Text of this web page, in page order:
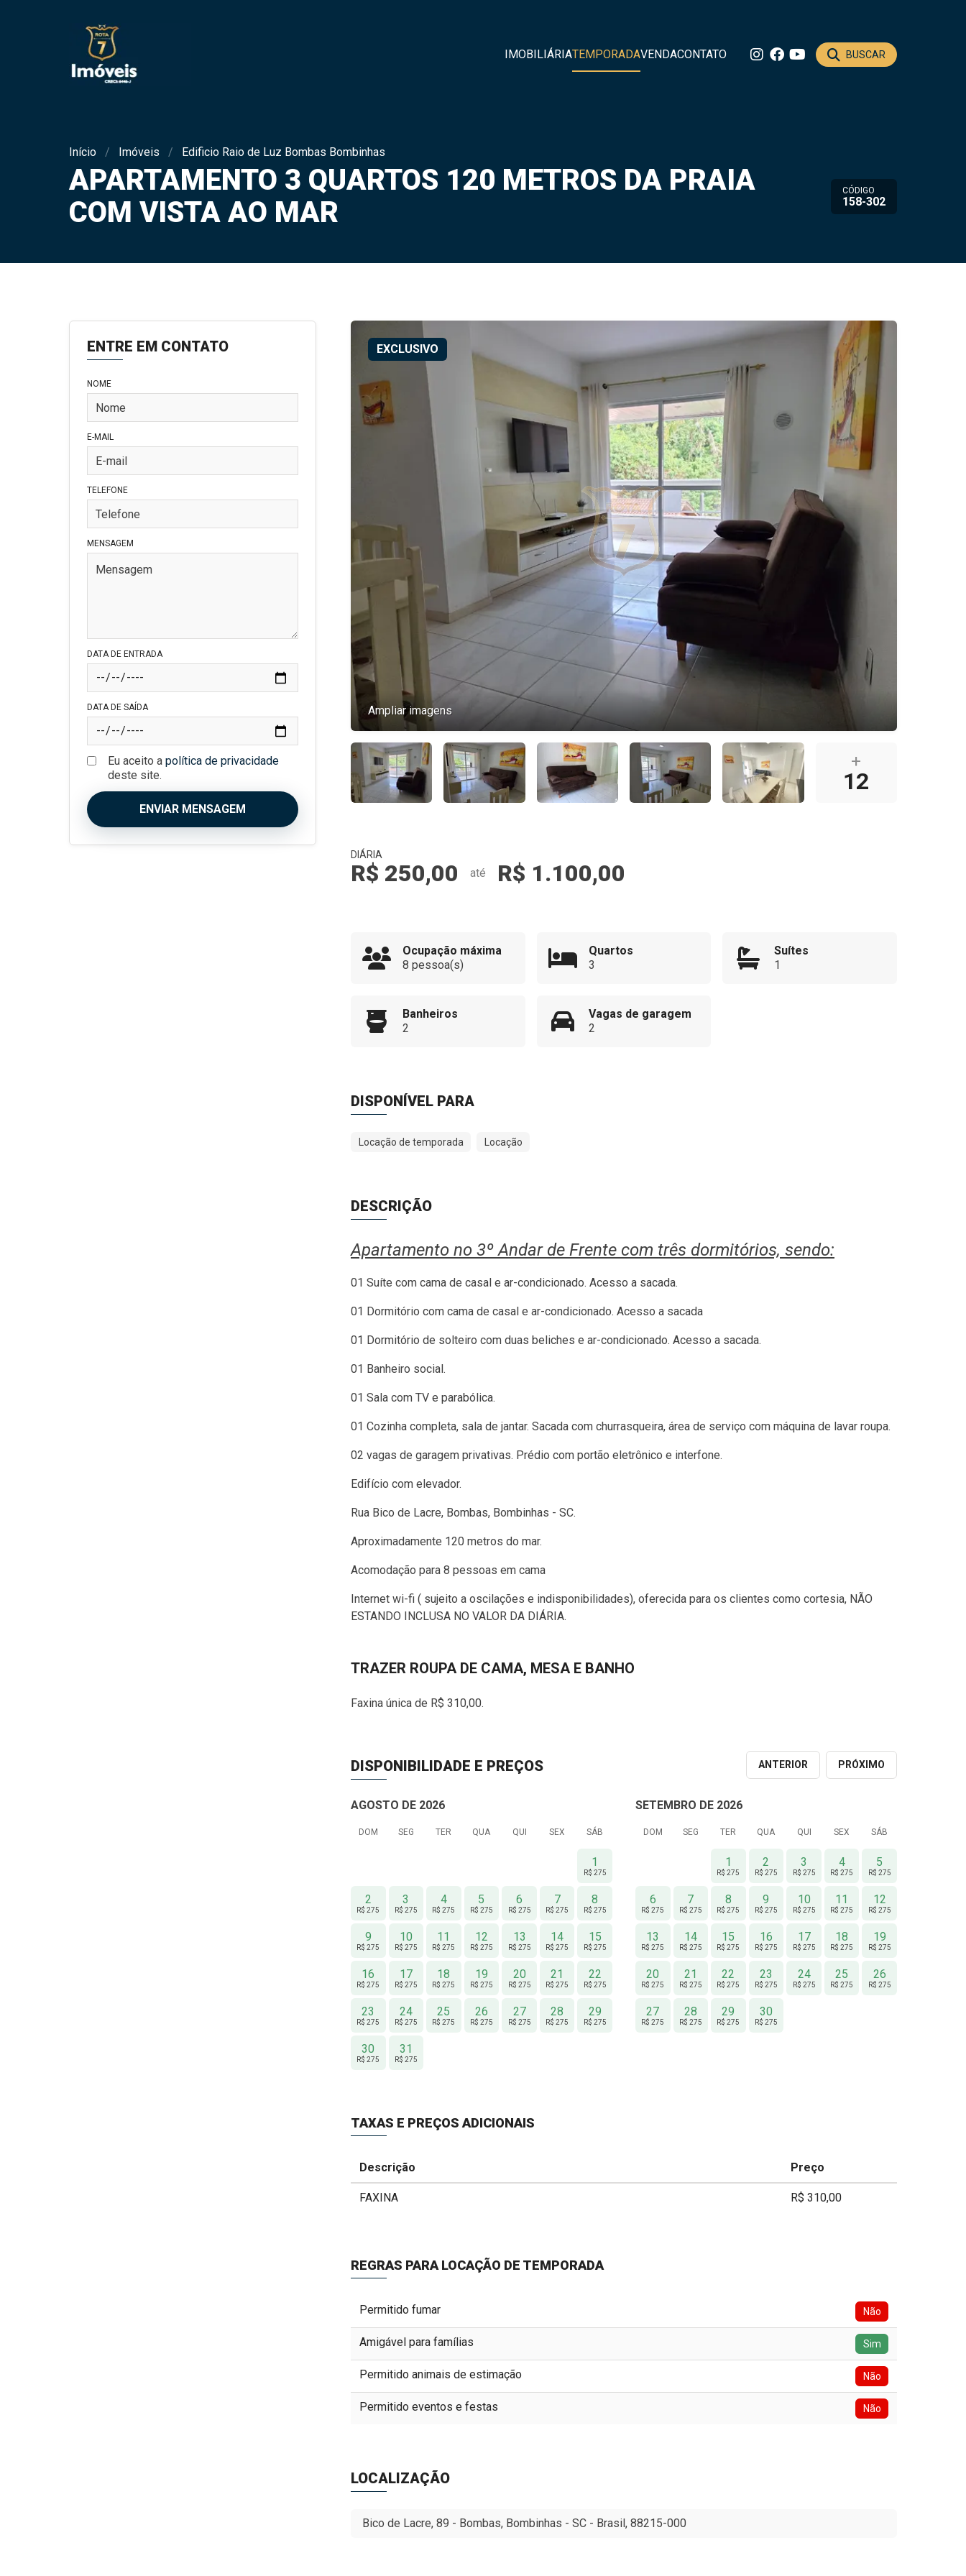
IMOBILIÁRIATEMPORADAVENDACONTATO BUSCAR
Início Imóveis Edificio Raio de Luz Bombas Bombinhas
APARTAMENTO 3 QUARTOS 120 METROS DA PRAIA
COM VISTA AO MAR
CÓDIGO
158-302
ENTRE EM CONTATO
NOME
E-MAIL
TELEFONE
MENSAGEM
DATA DE ENTRADA
DATA DE SAÍDA
Eu aceito a política de privacidade
deste site.
ENVIAR MENSAGEM
Ampliar imagens
EXCLUSIVO
+
12
DIÁRIA
R$ 250,00 até R$ 1.100,00
Ocupação máxima
8 pessoa(s)
Quartos
3
Suítes
1
Banheiros
2
Vagas de garagem
2
DISPONÍVEL PARA
Locação de temporada Locação
DESCRIÇÃO
Apartamento no 3º Andar de Frente com três dormitórios, sendo:
01 Suíte com cama de casal e ar-condicionado. Acesso a sacada.
01 Dormitório com cama de casal e ar-condicionado. Acesso a sacada
01 Dormitório de solteiro com duas beliches e ar-condicionado. Acesso a sacada.
01 Banheiro social.
01 Sala com TV e parabólica.
01 Cozinha completa, sala de jantar. Sacada com churrasqueira, área de serviço com máquina de lavar roupa.
02 vagas de garagem privativas. Prédio com portão eletrônico e interfone.
Edifício com elevador.
Rua Bico de Lacre, Bombas, Bombinhas - SC.
Aproximadamente 120 metros do mar.
Acomodação para 8 pessoas em cama
Internet wi-fi ( sujeito a oscilações e indisponibilidades), oferecida para os clientes como cortesia, NÃO
ESTANDO INCLUSA NO VALOR DA DIÁRIA.
TRAZER ROUPA DE CAMA, MESA E BANHO
Faxina única de R$ 310,00.
DISPONIBILIDADE E PREÇOS ANTERIOR PRÓXIMO
AGOSTO DE 2026
DOM SEG TER QUA QUI SEX SÁB
1
R$ 275
2
R$ 275
3
R$ 275
4
R$ 275
5
R$ 275
6
R$ 275
7
R$ 275
8
R$ 275
9
R$ 275
10
R$ 275
11
R$ 275
12
R$ 275
13
R$ 275
14
R$ 275
15
R$ 275
16
R$ 275
17
R$ 275
18
R$ 275
19
R$ 275
20
R$ 275
21
R$ 275
22
R$ 275
23
R$ 275
24
R$ 275
25
R$ 275
26
R$ 275
27
R$ 275
28
R$ 275
29
R$ 275
30
R$ 275
31
R$ 275
SETEMBRO DE 2026
DOM SEG TER QUA QUI SEX SÁB
1
R$ 275
2
R$ 275
3
R$ 275
4
R$ 275
5
R$ 275
6
R$ 275
7
R$ 275
8
R$ 275
9
R$ 275
10
R$ 275
11
R$ 275
12
R$ 275
13
R$ 275
14
R$ 275
15
R$ 275
16
R$ 275
17
R$ 275
18
R$ 275
19
R$ 275
20
R$ 275
21
R$ 275
22
R$ 275
23
R$ 275
24
R$ 275
25
R$ 275
26
R$ 275
27
R$ 275
28
R$ 275
29
R$ 275
30
R$ 275
TAXAS E PREÇOS ADICIONAIS
Descrição Preço
FAXINA R$ 310,00
REGRAS PARA LOCAÇÃO DE TEMPORADA
Permitido fumar Não
Amigável para famílias Sim
Permitido animais de estimação Não
Permitido eventos e festas Não
LOCALIZAÇÃO
Bico de Lacre, 89 - Bombas, Bombinhas - SC - Brasil, 88215-000